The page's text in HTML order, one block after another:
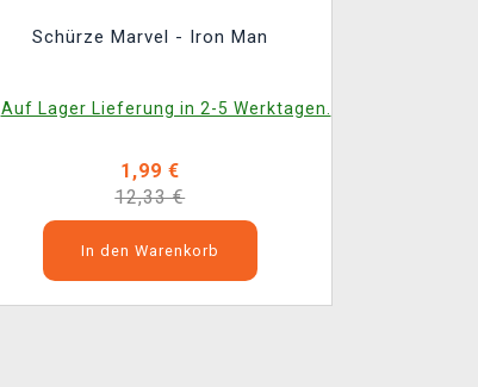
Schürze Marvel - Iron Man
Auf Lager Lieferung in 2-5 Werktagen.
1,99 €
12,33 €
In den Warenkorb